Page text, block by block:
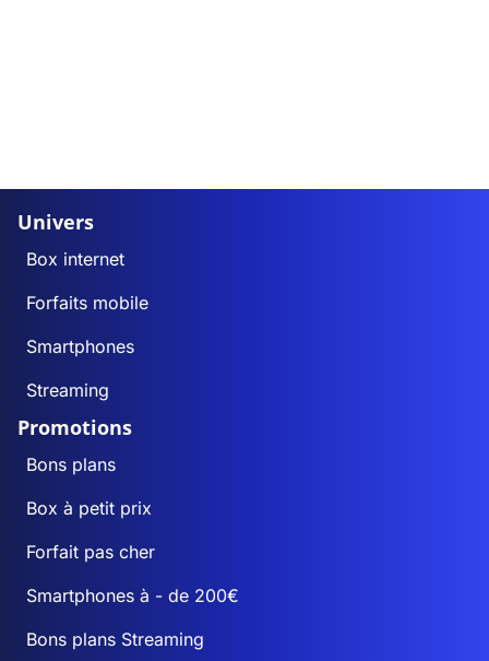
Univers
Box internet
Forfaits mobile
Smartphones
Streaming
Promotions
Bons plans
Box à petit prix
Forfait pas cher
Smartphones à - de 200€
Bons plans Streaming